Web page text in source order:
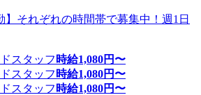
】それぞれの時間帯で募集中！週1日
スタッフ 時給1,080円〜
スタッフ 時給1,080円〜
スタッフ 時給1,080円〜